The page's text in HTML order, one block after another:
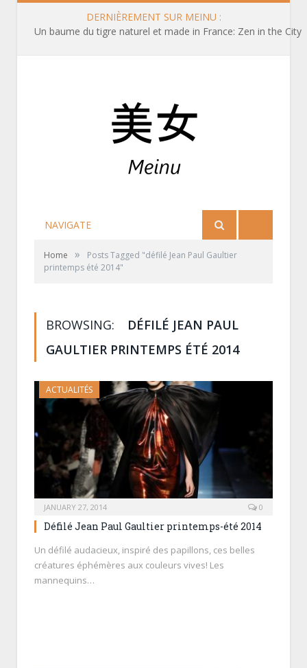
DERNIÈREMENT SUR MEINU :
Un baume du tigre naturel et made in France: Zen in the City
NAVIGATE
Home »
Posts Tagged "défilé Jean Paul Gaultier
printemps été 2014"
BROWSING:
DÉFILÉ JEAN PAUL
GAULTIER PRINTEMPS ÉTÉ 2014
ACTUALITÉS
JANUARY 27, 2014 0
Défilé Jean Paul Gaultier printemps-été 2014
Un défilé audacieux, inspiré des papillons, ces belles
créatures éphémères aux couleurs vives! Les
mannequins…